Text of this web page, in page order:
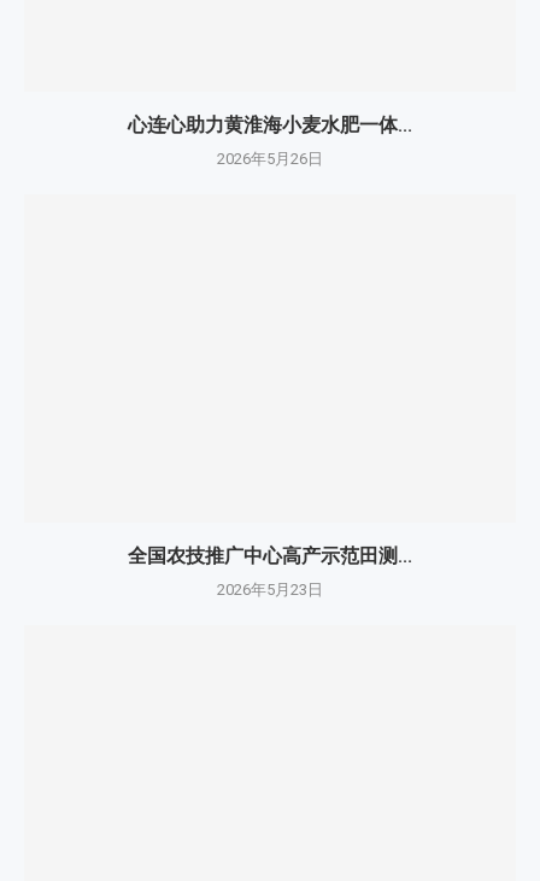
心连心助力黄淮海小麦水肥一体...
2026年5月26日
全国农技推广中心高产示范田测...
2026年5月23日